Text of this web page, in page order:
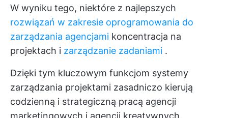
W wyniku tego, niektóre z najlepszych
rozwiązań w zakresie oprogramowania do
zarządzania agencjami koncentracja na
projektach i zarządzanie zadaniami .
Dzięki tym kluczowym funkcjom systemy
zarządzania projektami zasadniczo kierują
codzienną i strategiczną pracą agencji
marketingowych i agencji kreatywnych.